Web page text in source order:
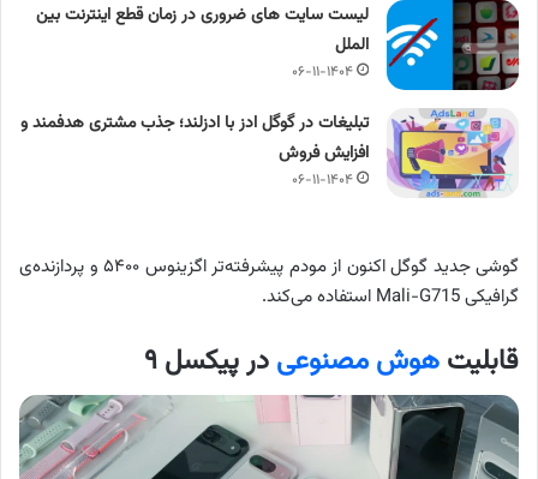
لیست سایت های ضروری در زمان قطع اینترنت بین
الملل
۰۶-۱۱-۱۴۰۴
تبلیغات در گوگل ادز با ادزلند؛ جذب مشتری هدفمند و
افزایش فروش
۰۶-۱۱-۱۴۰۴
گوشی جدید گوگل اکنون از مودم پیشرفته‌تر اگزینوس ۵۴۰۰ و پردازنده‌ی
گرافیکی Mali-G715 استفاده می‌کند.
قابلیتهوش مصنوعیدر پیکسل ۹